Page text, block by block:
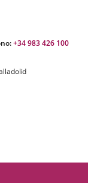
+34 983 426 100